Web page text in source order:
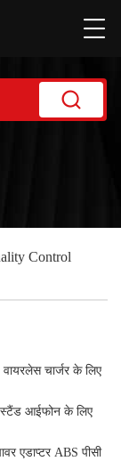
Control
चार्जर के लिए
स्टैंड आईफोन के लिए
एडाप्टर ABS पीसी